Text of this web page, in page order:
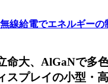
線給電でエネルギーの
命大、AlGaNで多
プレイの小型・